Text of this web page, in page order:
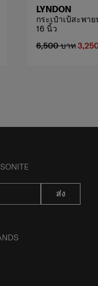
LYNDON
กระเป๋าเป้สะพา
16 นิ้ว
6,500 บาท
ส่ง